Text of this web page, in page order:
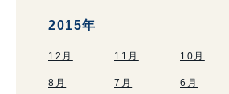
2015年
12月 11月 10月
8月 7月 6月